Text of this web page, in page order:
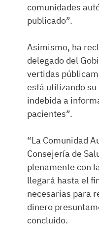
comunidades
publicado”.
Asimismo, ha
delegado del
vertidas
está utilizando
indebida a
pacientes”.
“La Comunidad
Consejería de
plenamente con
llegará hasta el
necesarias para
dinero
concluido.